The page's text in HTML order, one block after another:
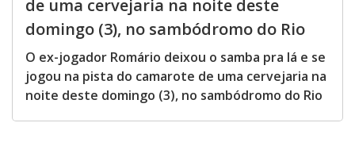
de uma cervejaria na noite deste
domingo (3), no sambódromo do Rio
O ex-jogador Romário deixou o samba pra lá e se
jogou na pista do camarote de uma cervejaria na
noite deste domingo (3), no sambódromo do Rio